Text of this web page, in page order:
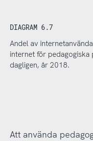
DIAGRAM 6.7
Andel av
internet för pedagogiska
dagligen, år 2018.
Att använda